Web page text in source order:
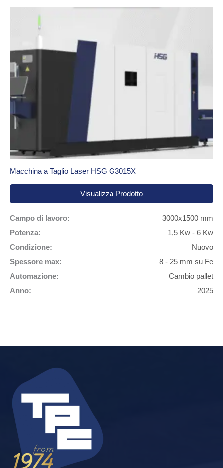
Macchina a Taglio Laser HSG G3015X
Visualizza Prodotto
Campo di lavoro:
3000x1500 mm
Potenza:
1,5 Kw - 6 Kw
Condizione:
Nuovo
Spessore max:
8 - 25 mm su Fe
Automazione:
Cambio pallet
Anno:
2025